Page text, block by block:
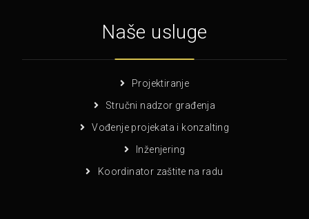
Naše usluge
Projektiranje
Stručni nadzor građenja
Vođenje projekata i konzalting
Inženjering
Koordinator zaštite na radu